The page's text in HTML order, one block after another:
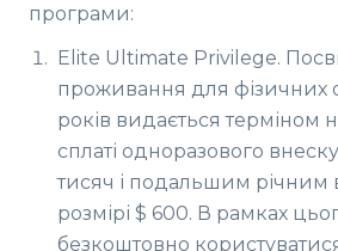
програми:
Elite Ultimate Privilege.
проживання для фізичних
років видається терміном
сплаті одноразового
тисяч і подальшим річним
розмірі $ 600. В рамках
безкоштовно